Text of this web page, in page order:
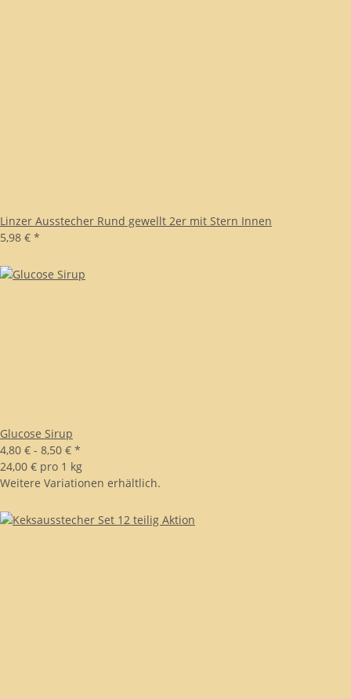
Linzer Ausstecher Rund gewellt 2er mit Stern Innen
5,98 € *
Glucose Sirup
4,80 € - 8,50 € *
24,00 € pro 1 kg
Weitere Variationen erhältlich.